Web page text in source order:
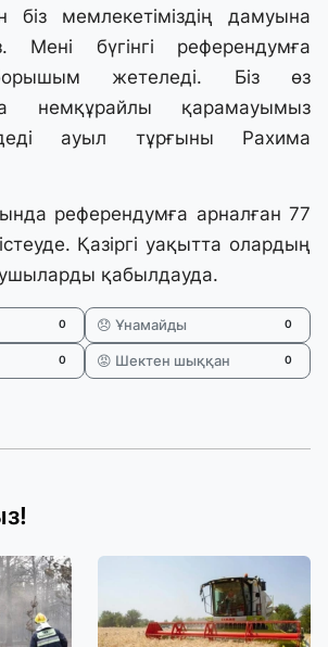
біз мемлекетіміздің дамуына
Мені бүгінгі референдумға
жетеледі. Біз өз
немқұрайлы қарамауымыз
ауыл тұрғыны Рахима
референдумға арналған 77
Қазіргі уақытта олардың
қабылдауда.
0 😞 Ұнамайды 0
0 😡 Шектен шыққан 0